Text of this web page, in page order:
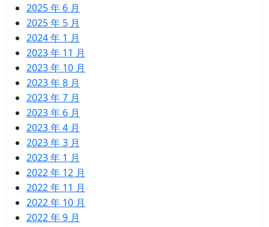
2025 年 6 月
2025 年 5 月
2024 年 1 月
2023 年 11 月
2023 年 10 月
2023 年 8 月
2023 年 7 月
2023 年 6 月
2023 年 4 月
2023 年 3 月
2023 年 1 月
2022 年 12 月
2022 年 11 月
2022 年 10 月
2022 年 9 月